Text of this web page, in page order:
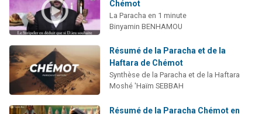
Chémot
La Paracha en 1 minute
Binyamin BENHAMOU
Résumé de la Paracha et de la
Haftara de Chémot
Synthèse de la Paracha et de la Haftara
Moshé 'Haïm SEBBAH
Résumé de la Paracha Chémot en